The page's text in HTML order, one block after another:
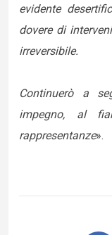
evidente
dovere di
irreversibile.
Continuerò a
impegno, al
rappresentanze».